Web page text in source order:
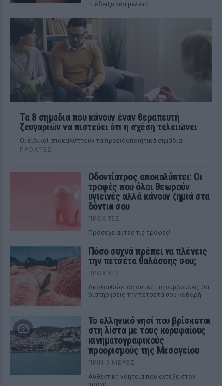
Τι έδειξε νέα μελέτη
Τα 8 σημάδια που κάνουν έναν θεραπευτή
ζευγαριών να πιστεύει ότι η σχέση τελειώνει
Οι ειδικοί αποκαλύπτουν τα προειδοποιητικά σημάδια
ΠΡΟΧΤΈΣ
Οδοντίατρος αποκαλύπτει: Οι
τροφές που όλοι θεωρούν
υγιεινές αλλά κάνουν ζημιά στα
δόντια σου
ΠΡΟΧΤΈΣ
Πρόσεχε αυτές τις τροφές!
Πόσο συχνά πρέπει να πλένεις
την πετσέτα θαλάσσης σου;
ΠΡΟΧΤΈΣ
Ακολουθώντας αυτές τις συμβουλές, θα
διατηρήσεις την πετσέτα σου καθαρή
Το ελληνικό νησί που βρίσκεται
στη λίστα με τους κορυφαίους
κινηματογραφικούς
προορισμούς της Μεσογείου
ΠΡΙΝ 3 ΜΈΡΕΣ
Αυθεντική γοητεία που άντεξε στον
χρόνο